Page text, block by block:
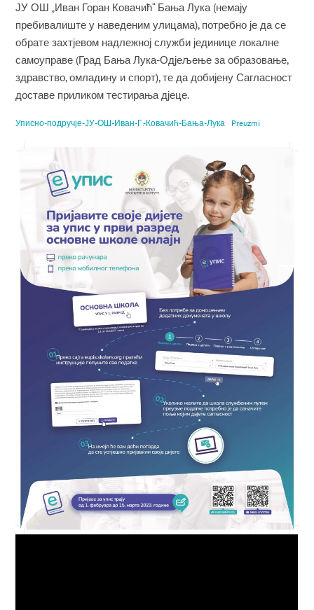
ЈУ ОШ „Иван Горан Ковачић“ Бања Лука (немају
пребивалиште у наведеним улицама), потребно је да се
обрате захтјевом надлежној служби јединице локалне
самоуправе (Град Бања Лука-Одјељење за образовање,
здравство, омладину и спорт), те да добијену Сагласност
доставе приликом тестирања дјеце.
Уписно-подручје-ЈУ-ОШ-Иван-Г.-Ковачић-Бања-Лука Preuzmi